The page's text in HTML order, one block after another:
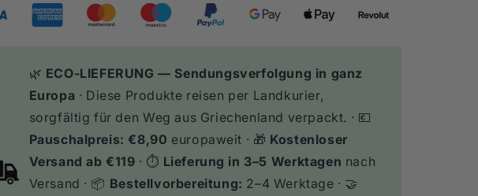
Für
Bio-
20g
🌿 ECO-LIEFERUNG — Sendungsverfolgung in ganz
Europa · Diese Produkte reisen per Landkurier,
sorgfältig für den Weg aus Griechenland verpackt. · 💶
Pauschalpreis: €8,90 europaweit · 🎁 Kostenloser
Versand ab €119 · ⏱️ Lieferung in 3–5 Werktagen nach
Versand · 📦 Bestellvorbereitung: 2–4 Werktage · 🤝